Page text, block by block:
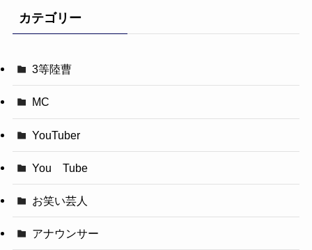
カテゴリー
3等陸曹
MC
YouTuber
You Tube
お笑い芸人
アナウンサー